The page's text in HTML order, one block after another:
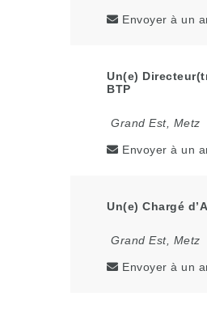
Envoyer à un
Un(e)
BTP
Grand Est, Metz
Envoyer à un
Un(e) Chargé
Grand Est, Metz
Envoyer à un